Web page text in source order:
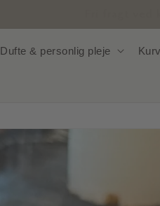
Dufte & personlig pleje